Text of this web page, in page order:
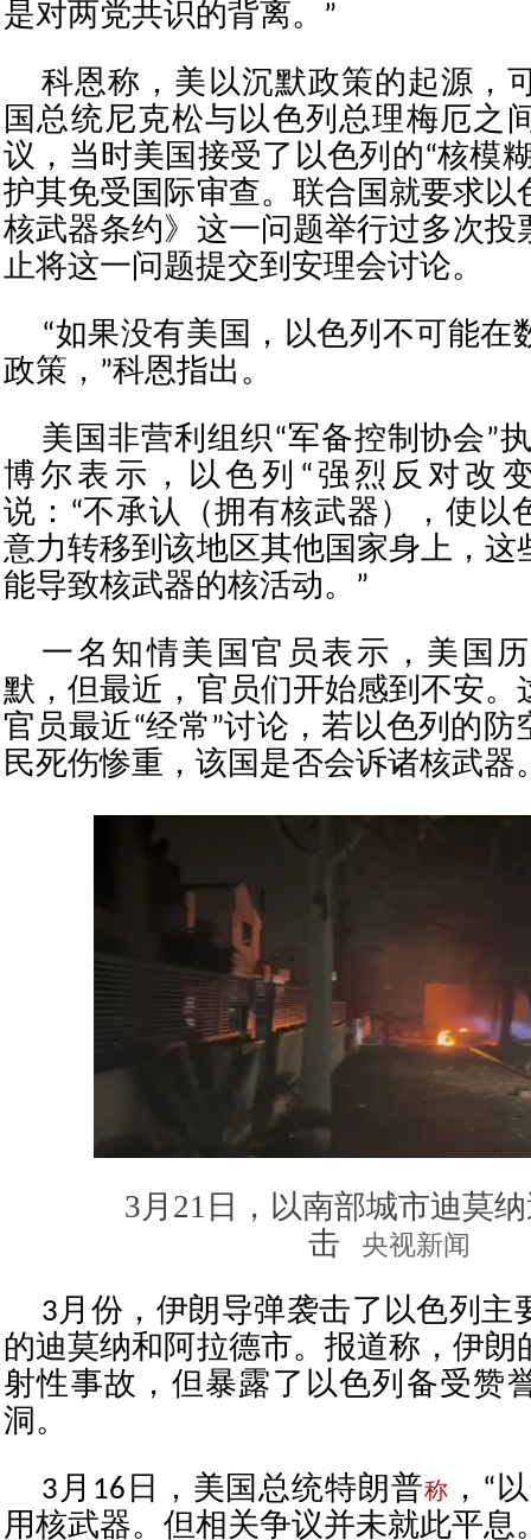
是对两党共识的背离。”
科恩称，美以沉默政策的起源，
国总统尼克松与以色列总理梅厄之
议，当时美国接受了以色列的“核模
护其免受国际审查。联合国就要求以
核武器条约》这一问题举行过多次投
止将这一问题提交到安理会讨论。
“如果没有美国，以色列不可能在
政策，”科恩指出。
美国非营利组织“军备控制协会”
博尔表示，以色列“强烈反对改
说：“不承认（拥有核武器），使以
意力转移到该地区其他国家身上，这
能导致核武器的核活动。”
一名知情美国官员表示，美国
默，但最近，官员们开始感到不安。
官员最近“经常”讨论，若以色列的防
民死伤惨重，该国是否会诉诸核武器
3月21日，以南部城市迪莫
击
央视新闻
3月份，伊朗导弹袭击了以色列主
的迪莫纳和阿拉德市。报道称，伊朗
射性事故，但暴露了以色列备受赞
洞。
3月16日，美国总统特朗普称 ，“
用核武器。但相关争议并未就此平息